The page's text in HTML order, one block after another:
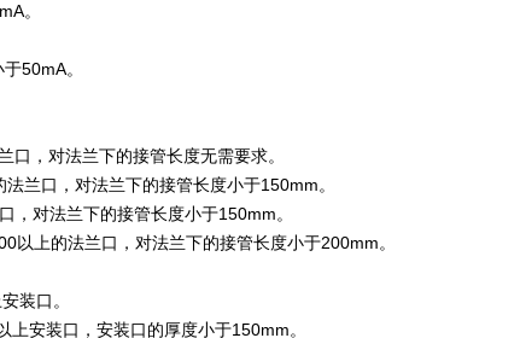
。
50mA。
，对法兰下的接管长度无需要求。
兰口，对法兰下的接管长度小于150mm。
，对法兰下的接管长度小于150mm。
上的法兰口，对法兰下的接管长度小于200mm。
装口。
安装口，安装口的厚度小于150mm。